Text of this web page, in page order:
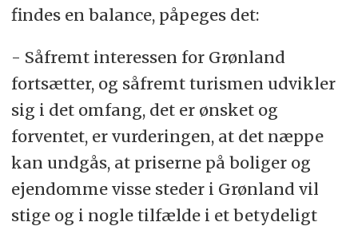
findes en balance, påpeges det:
- Såfremt interessen for Grønland
fortsætter, og såfremt turismen udvikler
sig i det omfang, det er ønsket og
forventet, er vurderingen, at det næppe
kan undgås, at priserne på boliger og
ejendomme visse steder i Grønland vil
stige og i nogle tilfælde i et betydeligt